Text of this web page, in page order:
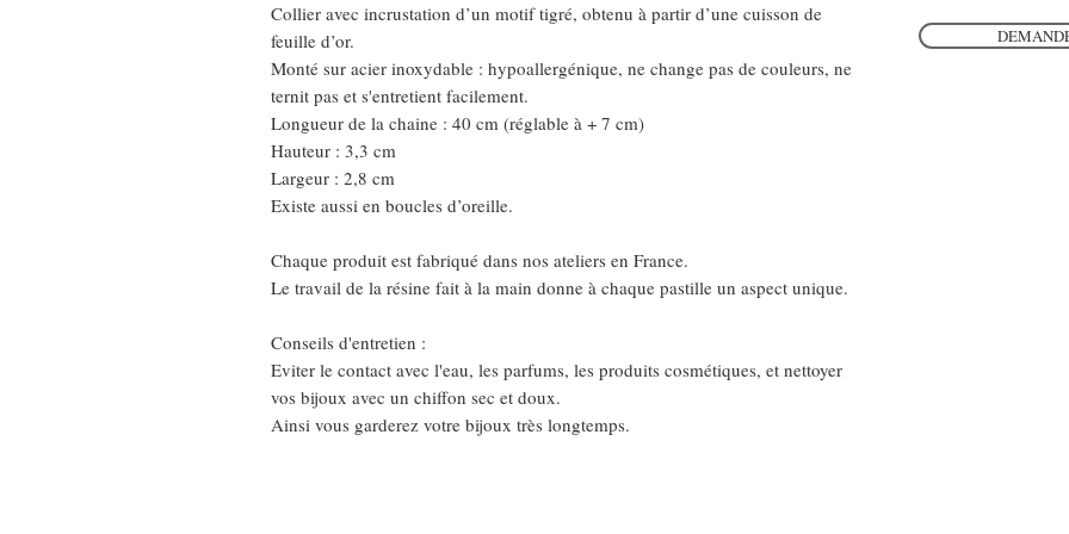
Collier avec incrustation d’un motif tigré, obtenu à partir d’une cuisson de
feuille d’or.
Monté sur acier inoxydable : hypoallergénique, ne change pas de couleurs, ne
ternit pas et s'entretient facilement.
Longueur de la chaine : 40 cm (réglable à + 7 cm)
Hauteur : 3,3 cm
Largeur : 2,8 cm
Existe aussi en boucles d’oreille.
Chaque produit est fabriqué dans nos ateliers en France.
Le travail de la résine fait à la main donne à chaque pastille un aspect unique.
Conseils d'entretien :
Eviter le contact avec l'eau, les parfums, les produits cosmétiques, et nettoyer
vos bijoux avec un chiffon sec et doux.
Ainsi vous garderez votre bijoux très longtemps.